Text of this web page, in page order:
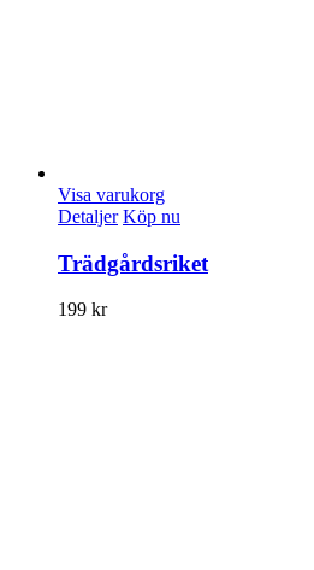
Visa varukorg
Detaljer Köp nu
Trädgårdsriket
199 kr